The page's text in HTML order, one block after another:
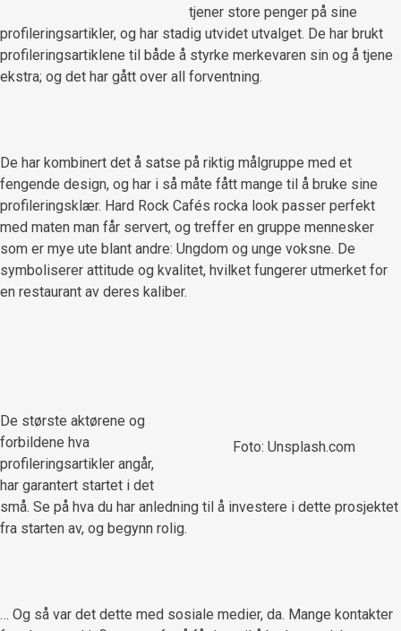
tjener store penger på sine
profileringsartikler, og har stadig utvidet utvalget. De har brukt
profileringsartiklene til både å styrke merkevaren sin og å tjene
ekstra; og det har gått over all forventning.
De har kombinert det å satse på riktig målgruppe med et
fengende design, og har i så måte fått mange til å bruke sine
profileringsklær. Hard Rock Cafés rocka look passer perfekt
med maten man får servert, og treffer en gruppe mennesker
som er mye ute blant andre: Ungdom og unge voksne. De
symboliserer attitude og kvalitet, hvilket fungerer utmerket for
en restaurant av deres kaliber.
Foto: Unsplash.com
De største aktørene og
forbildene hva
profileringsartikler angår,
har garantert startet i det
små. Se på hva du har anledning til å investere i dette prosjektet
fra starten av, og begynn rolig.
… Og så var det dette med sosiale medier, da. Mange kontakter